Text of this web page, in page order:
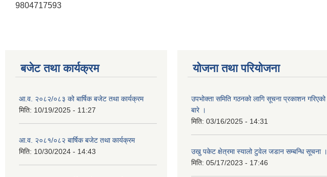
9804717593
बजेट तथा कार्यक्रम
आ.व. २०८२/०८३ को बार्षिक बजेट तथा कार्यक्रम
मिति: 10/19/2025 - 11:27
आ.व. २०८१/०८२ बार्षिक बजेट तथा कार्यक्रम
मिति: 10/30/2024 - 14:43
योजना तथा परियोजना
उपभोक्ता समिति गठनको लागि सूचना प्रकाशन गरिएको
बारे ।
मिति: 03/16/2025 - 14:31
उखु पकेट क्षेत्रमा स्यालो टुवेल जडान सम्बन्धि सूचना ।
मिति: 05/17/2023 - 17:46